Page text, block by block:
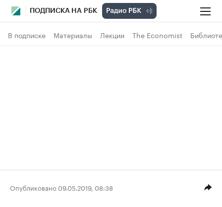
ПОДПИСКА НА РБК
В подписке Материалы Лекции The Economist
Опубликовано 09.05.2019, 08:38